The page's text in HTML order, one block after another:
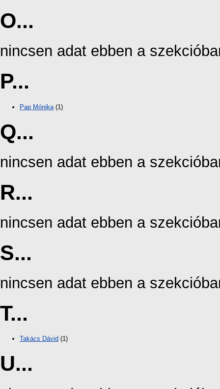
O...
nincsen adat ebben a
P...
Pap Mónika (1)
Q...
nincsen adat ebben a
R...
nincsen adat ebben a
S...
nincsen adat ebben a
T...
Takács Dávid (1)
U...